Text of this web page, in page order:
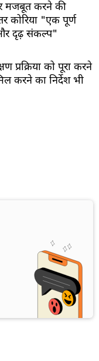
मजबूत करने की
कोरिया "एक पूर्ण
दृढ़ संकल्प"
प्रक्रिया को पूरा करने
करने का निर्देश भी